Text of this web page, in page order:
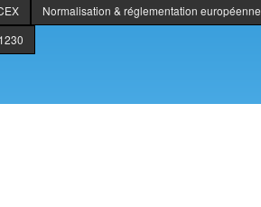
Normalisation & réglementation européenne